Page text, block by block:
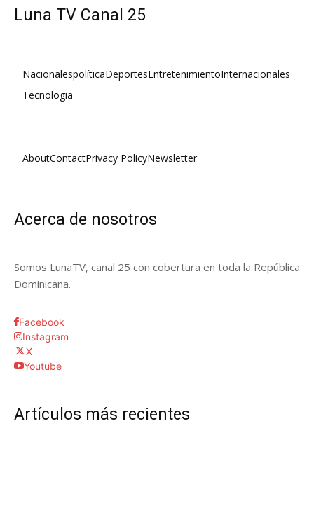
Luna TV Canal 25
NacionalespolíticaDeportesEntretenimientoInternacionales
Tecnologia
AboutContactPrivacy PolicyNewsletter
Acerca de nosotros
Somos LunaTV, canal 25 con cobertura en toda la República
Dominicana.
Facebook
Instagram
X
Youtube
Artículos más recientes